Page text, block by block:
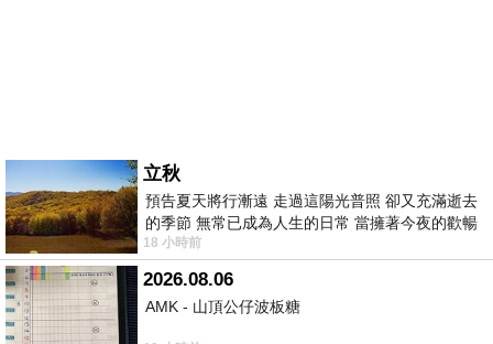
立秋
預告夏天將行漸遠 走過這陽光普照 卻又充滿逝去
的季節 無常已成為人生的日常 當擁著今夜的歡暢
舒心 轉眼驟成昨日 而明晨 太陽
18 小時前
2026.08.06
AMK - 山頂公仔波板糖